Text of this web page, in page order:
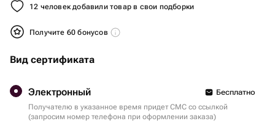
12 человек добавили товар в свои подборки
Получите 60 бонусов
Вид сертификата
Электронный
Бесплатно
Получателю в указанное время придет СМС со ссылкой
(запросим номер телефона при оформлении заказа)